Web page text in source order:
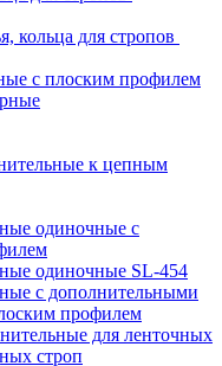
кольца для стропов
с плоским профилем
к цепным
одиночные c
одиночные SL-454
с дополнительными
профилем
для ленточных
строп